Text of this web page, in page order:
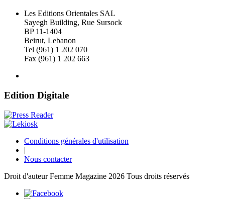
Les Editions Orientales SAL
Sayegh Building, Rue Sursock
BP 11-1404
Beirut, Lebanon
Tel (961) 1 202 070
Fax (961) 1 202 663
Edition Digitale
Conditions générales d'utilisation
|
Nous contacter
Droit d'auteur Femme Magazine 2026 Tous droits réservés